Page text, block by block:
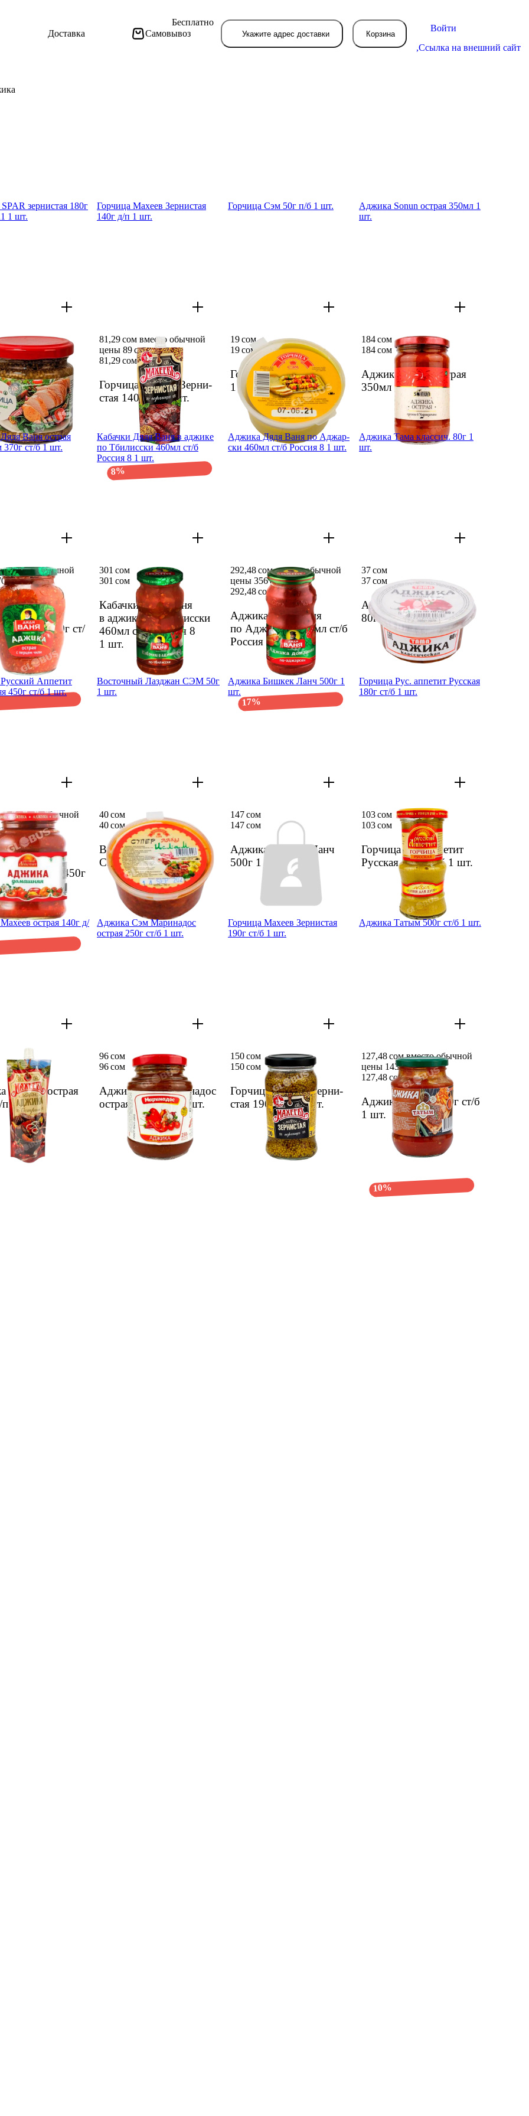
Доставка Самовывоз
Бесплатно
Укажите адрес доставки Корзина
Войти
,Ссылка на внешний сайт
зерни­стая 180г
1 шт.
SPAR зерни­
ст/б SPR1
Горчи­ца Махеев Зерни­стая
140г д/п 1 шт.
Горчи­ца Махеев Зерни­
стая 140г д/п1 шт.
81,29 сом вместо обычной
цены 89 сом
81,29 сом 89 сом
8%
Горчи­ца Сэм 50г п/б 1 шт.
Горчи­ца Сэм 50г п/б
1 шт.
19 сом
19 сом
Аджика Sonun острая 350мл 1
шт.
Аджика Sonun острая
350мл 1 шт.
184 сом
184 сом
Ваня острая
370г ст/б 1 шт.
Дядя Ваня
с перцем 370г ст/
вместо обычной
сом
270 сом
Кабач­ки Дядя Ваня в аджике
по Тбилис­ски 460мл ст/б
Россия 8 1 шт.
Кабач­ки Дядя Ваня
в аджике по Тбилис­ски
460мл ст/б Россия 8
1 шт.
301 сом
301 сом
Аджика Дядя Ваня по Аджар­
ски 460мл ст/б Россия 8 1 шт.
Аджика Дядя Ваня
по Аджар­ски 460мл ст/б
Россия 81 шт.
292,48 сом вместо обычной
цены 356 сом
292,48 сом 356 сом
17%
Аджика Тама классич. 80г 1
шт.
Аджика Тама классич.
80г1 шт.
37 сом
37 сом
Аппетит
450г ст/б 1 шт.
Русский
домаш­няя 450г
вместо обычной
сом
213 сом
Восточ­ный Лазджан СЭМ 50г
1 шт.
Восточ­ный Лазджан
СЭМ 50г1 шт.
40 сом
40 сом
Аджика Бишкек Ланч 500г 1
шт.
Аджика Бишкек Ланч
500г 1 шт.
147 сом
147 сом
Горчи­ца Рус. аппетит Русская
180г ст/б 1 шт.
Горчи­ца Рус. аппетит
Русская 180г ст/б1 шт.
103 сом
103 сом
острая 140г д/
Махеев острая
п1 шт.
Аджика Сэм Марина­дос
острая 250г ст/б 1 шт.
Аджика Сэм Марина­дос
острая 250г ст/б1 шт.
96 сом
96 сом
Горчи­ца Махеев Зерни­стая
190г ст/б 1 шт.
Горчи­ца Махеев Зерни­
стая 190г ст/б1 шт.
150 сом
150 сом
Аджика Татым 500г ст/б 1 шт.
Аджика Татым 500г ст/б
1 шт.
127,48 сом вместо обычной
цены 143 сом
127,48 сом 143 сом
10%